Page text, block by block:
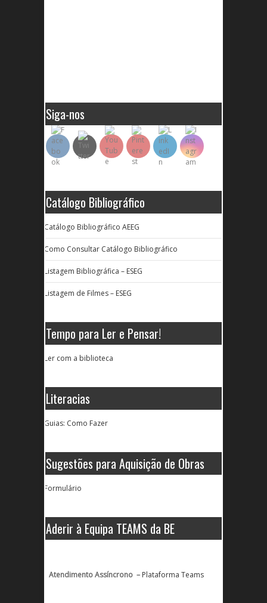
Siga-nos
Catálogo Bibliográfico
Catálogo Bibliográfico AEEG
Como Consultar Catálogo Bibliográfico
Listagem Bibliográfica – ESEG
Listagem de Filmes – ESEG
Tempo para Ler e Pensar!
Ler com a biblioteca
Literacias
Guias: Como Fazer
Sugestões para Aquisição de Obras
Formulário
Aderir à Equipa TEAMS da BE
Atendimento Assíncrono – Plataforma Teams